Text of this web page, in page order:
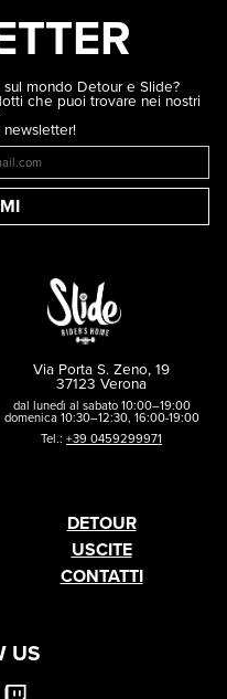
mondo Detour e Slide?
che puoi trovare nei nostri
newsletter!
Via Porta S. Zeno, 19
37123 Verona
dal lunedì al sabato 10:00–19:00
domenica 10:30–12:30, 16:00-19:00
Tel.: +39 0459299971
DETOUR
USCITE
CONTATTI
US